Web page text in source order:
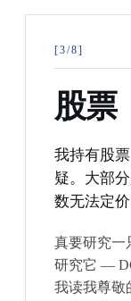
[3/8]
股票
我持有股
疑。大部
数无法定价
真要研究一
研究它 —
我读我尊敬